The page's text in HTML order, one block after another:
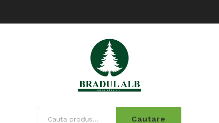
Cautare